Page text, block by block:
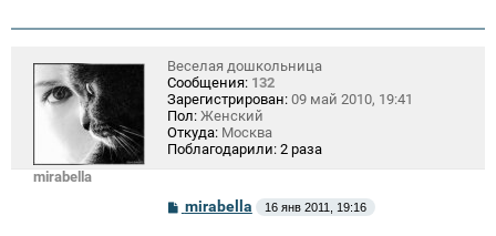
mirabella
Веселая дошкольница
Сообщения: 132
Зарегистрирован: 09 май 2010, 19:41
Пол: Женский
Откуда: Москва
Поблагодарили: 2 раза
Сmirabella 16 янв 2011, 19:16